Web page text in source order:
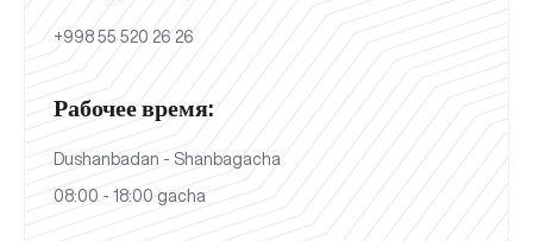
+998 55 520 26 26
Рабочее время:
Dushanbadan - Shanbagacha
08:00 - 18:00 gacha